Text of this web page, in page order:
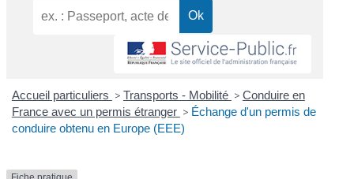
Accueil particuliers > Transports - Mobilité > Conduire en
France avec un permis étranger > Échange d'un permis de
conduire obtenu en Europe (EEE)